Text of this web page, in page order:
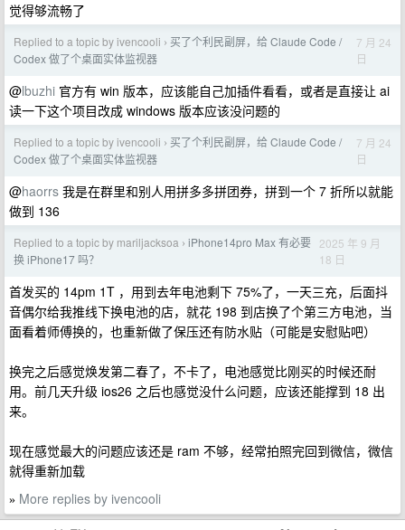
觉得够流畅了
Replied to a topic by ivencooli › 买了个利民副屏，给 Claude Code /
Codex 做了个桌面实体监视器
7 月 24
日
@lbuzhi 官方有 win 版本，应该能自己加插件看看，或者是直接让 ai
读一下这个项目改成 windows 版本应该没问题的
Replied to a topic by ivencooli › 买了个利民副屏，给 Claude Code /
Codex 做了个桌面实体监视器
7 月 24
日
@haorrs 我是在群里和别人用拼多多拼团券，拼到一个 7 折所以就能
做到 136
Replied to a topic by mariljacksoa › iPhone14pro Max 有必要
换 iPhone17 吗？
2025 年 9 月
18 日
首发买的 14pm 1T ，用到去年电池剩下 75%了，一天三充，后面抖
音偶尔给我推线下换电池的店，就花 198 到店换了个第三方电池，当
面看着师傅换的，也重新做了保压还有防水贴（可能是安慰贴吧）
换完之后感觉焕发第二春了，不卡了，电池感觉比刚买的时候还耐
用。前几天升级 ios26 之后也感觉没什么问题，应该还能撑到 18 出
来。
现在感觉最大的问题应该还是 ram 不够，经常拍照完回到微信，微信
就得重新加载
» More replies by ivencooli